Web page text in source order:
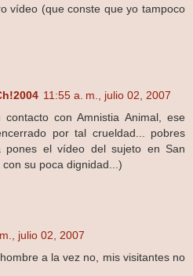
vídeo (que conste que yo tampoco
11:55 a. m., julio 02, 2007
contacto con Amnistia Animal, ese
por tal crueldad... pobres
pones el vídeo del sujeto en San
su poca dignidad...)
julio 02, 2007
a la vez no, mis visitantes no